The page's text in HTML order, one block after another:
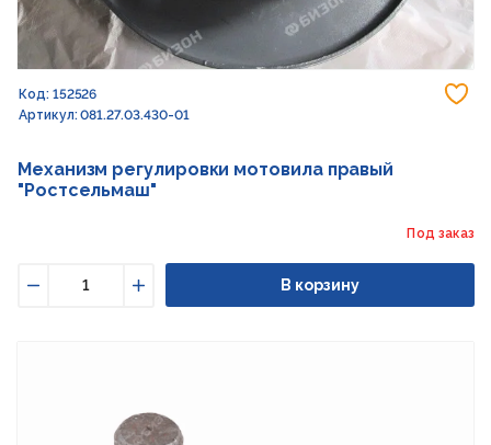
Код: 152526
Артикул: 081.27.03.430-01
Механизм регулировки мотовила правый
"Ростсельмаш"
Под заказ
Увеличить
В корзину